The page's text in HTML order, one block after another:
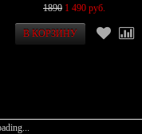
1890 1 490 руб.